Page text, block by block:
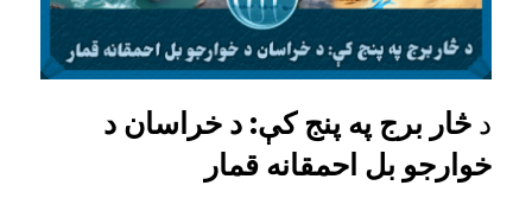
د څار برج په پنج کې: د خراسان د
خوارجو بل احمقانه قمار